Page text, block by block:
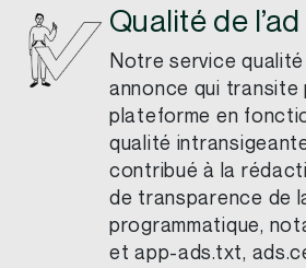
Qualité de
Notre service
annonce qui transite
plateforme en
qualité
contribué à la
de transparence de
programmatique,
et app-ads.txt,